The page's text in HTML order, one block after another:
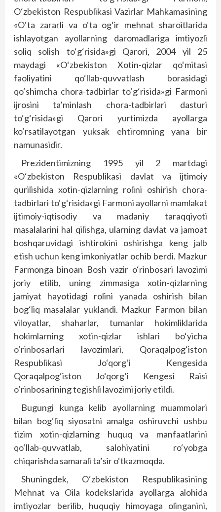
O‘zbekiston Respublikasi Vazirlar Mahkamasining
«O‘ta zararli va o‘ta og‘ir mehnat sharoitlarida
ishlayotgan ayollarning daromadlariga imtiyozli
soliq solish to‘g‘risida»gi Qarori, 2004 yil 25
maydagi «O‘zbekiston Xotin-qizlar qo‘mitasi
faoliyatini qo‘llab-quvvatlash borasidagi
qo‘shimcha chora-tadbirlar to‘g‘risida»gi Farmoni
ijrosini ta’minlash chora-tadbirlari dasturi
to‘g‘risida»gi Qarori yurtimizda ayollarga
ko‘rsatilayotgan yuksak ehtiromning yana bir
namunasidir.
Prezidentimizning 1995 yil 2 martdagi
«O‘zbekiston Respublikasi davlat va ijtimoiy
qurilishida xotin-qizlarning rolini oshirish chora-
tadbirlari to‘g‘risida»gi Farmoni ayollarni mamlakat
ijtimoiy-iqtisodiy va madaniy taraqqiyoti
masalalarini hal qilishga, ularning davlat va jamoat
boshqaruvidagi ishtirokini oshirishga keng jalb
etish uchun keng imkoniyatlar ochib berdi. Mazkur
Farmonga binoan Bosh vazir o‘rinbosari lavozimi
joriy etilib, uning zimmasiga xotin-qizlarning
jamiyat hayotidagi rolini yanada oshirish bilan
bog‘liq masalalar yuklandi. Mazkur Farmon bilan
viloyatlar, shaharlar, tumanlar hokimliklarida
hokimlarning xotin-qizlar ishlari bo‘yicha
o‘rinbosarlari lavozimlari, Qoraqalpog‘iston
Respublikasi Jo‘qorg‘i Kengesida
Qoraqalpog‘iston Jo‘qorg‘i Kengesi Raisi
o‘rinbosarining tegishli lavozimi joriy etildi.
Bugungi kunga kelib ayollarning muammolari
bilan bog‘liq siyosatni amalga oshiruvchi ushbu
tizim xotin-qizlarning huquq va manfaatlarini
qo‘llab-quvvatlab, salohiyatini ro‘yobga
chiqarishda samarali ta’sir o‘tkazmoqda.
Shuningdek, O‘zbekiston Respublikasining
Mehnat va Oila kodekslarida ayollarga alohida
imtiyozlar berilib, huquqiy himoyaga olinganini,